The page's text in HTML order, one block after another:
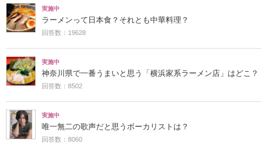
実施中
ラーメンって日本食？それとも中華料理？
回答数：19628
実施中
神奈川県で一番うまいと思う「横浜家系ラーメン店」はどこ？
回答数：8502
実施中
唯一無二の歌声だと思うボーカリストは？
回答数：8060